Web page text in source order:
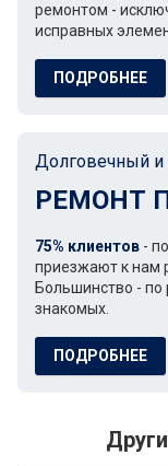
ремонтом -
исправных
ПОДРОБНЕЕ
Долговечный и
РЕМОНТ
75% клиентов -
приезжают к нам
Большинство -
знакомых.
ПОДРОБНЕЕ